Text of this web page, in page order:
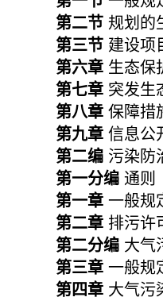
第二节 规划的
第三节 建设项
第六章 生态保
第七章 突发生
第八章 保障措
第九章 信息公
第二编 污染防
第一分编 通则
第一章 一般规
第二章 排污许
第二分编 大气
第三章 一般规
第四章 大气污